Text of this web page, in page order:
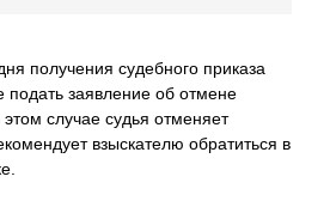
получения судебного приказа
подать заявление об отмене
случае судья отменяет
взыскателю обратиться в